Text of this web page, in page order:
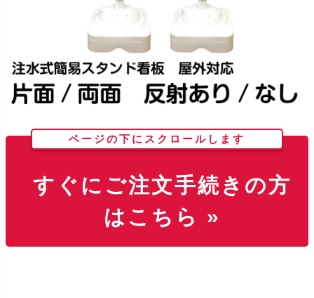
ページの下にスクロールします
すぐにご注文手続きの方
はこちら »